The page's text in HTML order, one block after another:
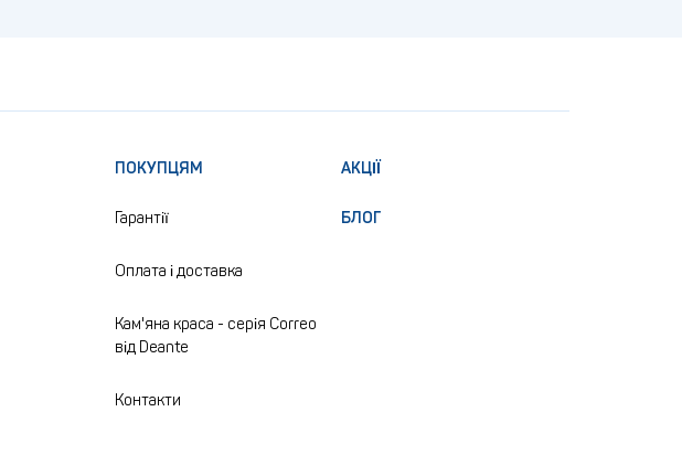
ПОКУПЦЯМ
Гарантії
Оплата і доставка
Кам'яна краса - серія Correo
від Deante
Контакти
АКЦІЇ
БЛОГ